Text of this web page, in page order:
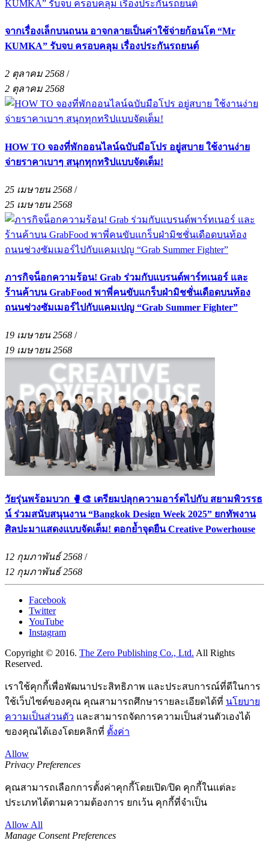
จากเรื่องเล็กบนถนน อาจกลายเป็นค่าใช้จ่ายก้อนโต “Mr
KUMKA” รับจบ ครอบคลุม เรื่องประกันรถยนต์
2 ตุลาคม 2568 /
2 ตุลาคม 2568
HOW TO จองที่พักออนไลน์ฉบับมือโปร อยู่สบาย ใช้งานง่าย
จ่ายราคาเบาๆ สนุกทุกทริปแบบจัดเต็ม!
25 เมษายน 2568 /
25 เมษายน 2568
ภารกิจน็อกความร้อน! Grab ร่วมกับแบรนด์พาร์ทเนอร์ และ
ร้านค้าบน GrabFood พาพี่คนขับแกร็บฝ่ามิชชั่นเดือดบนท้อง
ถนนช่วงซัมเมอร์ไปกับแคมเปญ “Grab Summer Fighter”
19 เมษายน 2568 /
19 เมษายน 2568
วัยรุ่นพร้อมบวก 🥊🎨 เตรียมปลุกความอาร์ตไปกับ สยามพิวรรธ
น์ ร่วมสนับสนุนงาน “Bangkok Design Week 2025” ยกทัพงาน
ศิลปะมาแสดงแบบจัดเต็ม! ตอกย้ำจุดยืน Creative Powerhouse
12 กุมภาพันธ์ 2568 /
12 กุมภาพันธ์ 2568
Facebook
Twitter
YouTube
Instagram
Copyright © 2016. The Zero Publishing Co., Ltd. All Rights
Reserved.
เราใช้คุกกี้เพื่อพัฒนาประสิทธิภาพ และประสบการณ์ที่ดีในการ
ใช้เว็บไซต์ของคุณ คุณสามารถศึกษารายละเอียดได้ที่ นโยบาย
ความเป็นส่วนตัว และสามารถจัดการความเป็นส่วนตัวเองได้
ของคุณได้เองโดยคลิกที่ ตั้งค่า
Allow
Privacy Preferences
คุณสามารถเลือกการตั้งค่าคุกกี้โดยเปิด/ปิด คุกกี้ในแต่ละ
ประเภทได้ตามความต้องการ ยกเว้น คุกกี้ที่จำเป็น
Allow All
Manage Consent Preferences